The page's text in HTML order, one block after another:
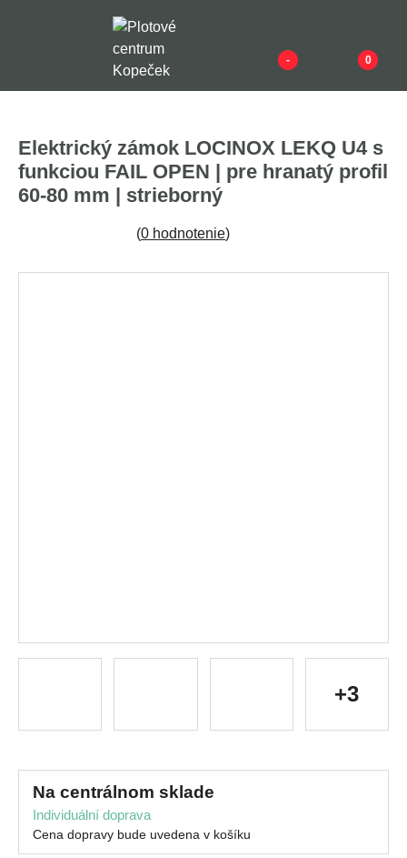
- 0
Elektrický zámok LOCINOX LEKQ U4 s
funkciou FAIL OPEN | pre hranatý profil
60-80 mm | strieborný
(0 hodnotenie)
+3
na centrálnom sklade
Individuální doprava
Cena dopravy bude uvedena v košíku